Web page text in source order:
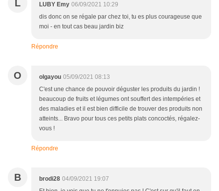
L LUBY Emy 06/09/2021 10:29
dis donc on se régale par chez toi, tu es plus courageuse que
moi - en tout cas beau jardin biz
Répondre
O olgayou 05/09/2021 08:13
C'est une chance de pouvoir déguster les produits du jardin !
beaucoup de fruits et légumes ont souffert des intempéries et
des maladies et il est bien difficile de trouver des produits non
atteints... Bravo pour tous ces petits plats concoctés, régalez-
vous !
Répondre
B brodi28 04/09/2021 19:07